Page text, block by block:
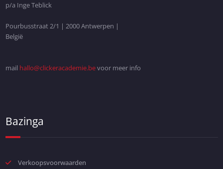
p/a Inge Teblick
Pourbusstraat 2/1 | 2000 Antwerpen |
België
mail hallo@clickeracademie.bevoor meer info
Bazinga
Verkoopsvoorwaarden